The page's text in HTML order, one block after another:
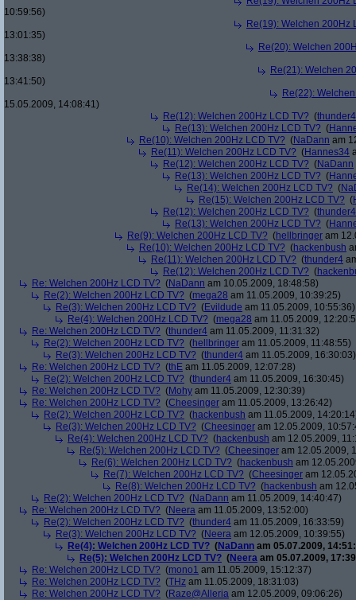
10:59:56)
Re(19): Welchen 200Hz
13:01:35)
Re(20): Welchen
13:38:38)
Re(21): Welchen
13:41:50)
Re(22):
15.05.2009, 14:08:41)
Re(12): Welchen 200Hz LCD TV? (thunder4
Re(13): Welchen 200Hz LCD TV? (
Re(10): Welchen 200Hz LCD TV? (NaDann am
Re(11): Welchen 200Hz LCD TV? (Hannes34
Re(12): Welchen 200Hz LCD TV? (NaDann
Re(13): Welchen 200Hz LCD TV? (
Re(14): Welchen 200Hz LCD TV? (
Re(15): Welchen 200Hz LCD TV? (
Re(12): Welchen 200Hz LCD TV? (thunder4
Re(13): Welchen 200Hz LCD TV? (
Re(9): Welchen 200Hz LCD TV? (hellbringer am
Re(10): Welchen 200Hz LCD TV? (hackenbush
Re(11): Welchen 200Hz LCD TV? (thunder4
Re(12): Welchen 200Hz LCD TV? (
Re: Welchen 200Hz LCD TV? (NaDann am 10.05.2009, 18:48:58)
Re(2): Welchen 200Hz LCD TV? (mega28 am 11.05.2009, 10:39:25)
Re(3): Welchen 200Hz LCD TV? (Evildude am 11.05.2009, 10:55:36)
Re(4): Welchen 200Hz LCD TV? (mega28 am 11.05.2009,
Re: Welchen 200Hz LCD TV? (thunder4 am 11.05.2009, 11:31:32)
Re(2): Welchen 200Hz LCD TV? (hellbringer am 11.05.2009, 11:48:55)
Re(3): Welchen 200Hz LCD TV? (thunder4 am 11.05.2009, 16:30:03)
Re: Welchen 200Hz LCD TV? (thE am 11.05.2009, 12:07:28)
Re(2): Welchen 200Hz LCD TV? (thunder4 am 11.05.2009, 16:30:45)
Re: Welchen 200Hz LCD TV? (Mohy am 11.05.2009, 12:30:39)
Re: Welchen 200Hz LCD TV? (Cheesinger am 11.05.2009, 13:26:42)
Re(2): Welchen 200Hz LCD TV? (hackenbush am 11.05.2009,
Re(3): Welchen 200Hz LCD TV? (Cheesinger am 12.05.2009,
Re(4): Welchen 200Hz LCD TV? (hackenbush am 12.05.2009,
Re(5): Welchen 200Hz LCD TV? (Cheesinger am 12.05.2009,
Re(6): Welchen 200Hz LCD TV? (hackenbush am
Re(7): Welchen 200Hz LCD TV? (Cheesinger am
Re(8): Welchen 200Hz LCD TV? (hackenbush am
Re(2): Welchen 200Hz LCD TV? (NaDann am 11.05.2009, 14:40:47)
Re: Welchen 200Hz LCD TV? (Neera am 11.05.2009, 13:52:00)
Re(2): Welchen 200Hz LCD TV? (thunder4 am 11.05.2009, 16:33:59)
Re(3): Welchen 200Hz LCD TV? (Neera am 12.05.2009, 10:39:55)
Re(4): Welchen 200Hz LCD TV? (NaDann am 05.07.2009,
Re(5): Welchen 200Hz LCD TV? (Neera am 05.07.2009,
Re: Welchen 200Hz LCD TV? (mono1 am 11.05.2009, 15:12:37)
Re: Welchen 200Hz LCD TV? (THz am 11.05.2009, 18:31:03)
Re: Welchen 200Hz LCD TV? (Raze@Alleria am 12.05.2009, 09:06:26)